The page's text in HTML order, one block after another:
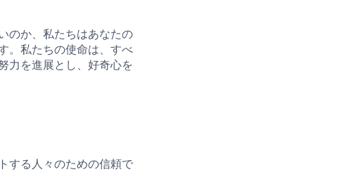
のか、私たちはあなたの
。私たちの使命は、すべ
力を進展とし、好奇心を
する人々のための信頼で